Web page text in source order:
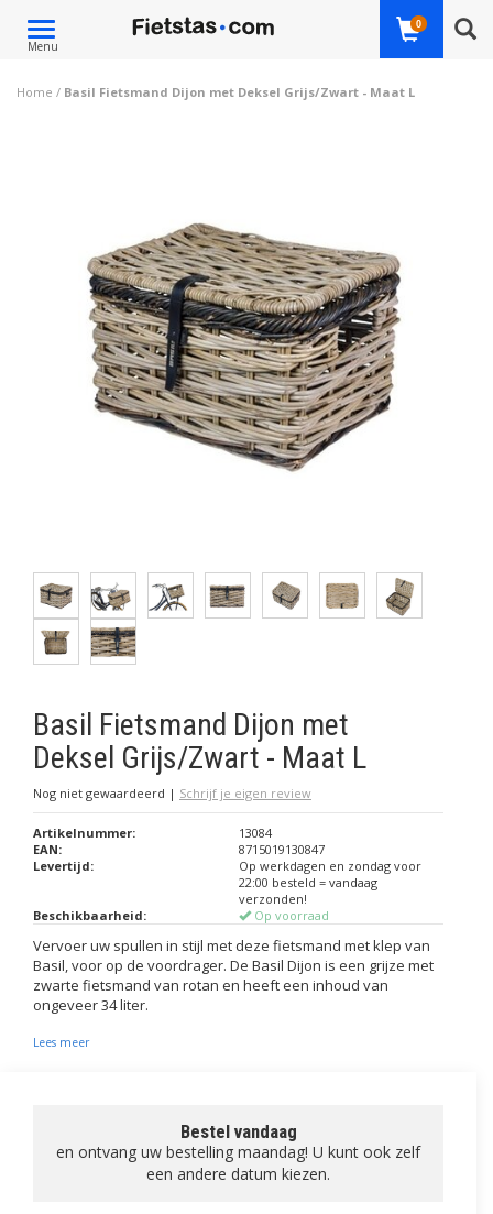
Toggle
navigation
Menu
0
Home / Basil Fietsmand Dijon met Deksel Grijs/Zwart - Maat L
Basil Fietsmand Dijon met
Deksel Grijs/Zwart - Maat L
Nog niet gewaardeerd | Schrijf je eigen review
Artikelnummer:
13084
EAN:
8715019130847
Levertijd:
Op werkdagen en zondag voor
22:00 besteld = vandaag
verzonden!
Beschikbaarheid:
Op voorraad
Vervoer uw spullen in stijl met deze fietsmand met klep van
Basil, voor op de voordrager. De Basil Dijon is een grijze met
zwarte fietsmand van rotan en heeft een inhoud van
ongeveer 34 liter.
Lees meer
Bestel vandaag
en ontvang uw bestelling maandag! U kunt ook zelf
een andere datum kiezen.